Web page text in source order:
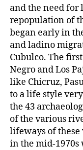
and the need for
repopulation of
began early in
and ladino
Cubulco. The
Negro and Los
like Chicruz,
to a life style
the 43
of the various
lifeways of
in the mid-